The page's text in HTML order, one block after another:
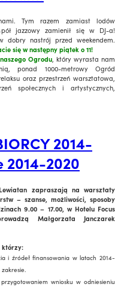
Tym razem zamiast lodów
jazzowy zamienił się w DJ-a!
dobry nastrój przed weekendem.
się w następny piątek o 11!
Ogrodu, który wyrasta nam
ponad 1000-metrowy Ogród
oraz przestrzeń warsztatowa,
społecznych i artystycznych,
2014-
2014-2020
zapraszają na warsztaty
– szanse, możliwości, sposoby
9.00 – 17.00, w Hotelu Focus
Małgorzata Janczarek
którzy:
i źródeł finansowania w latach 2014-
wniosku w odniesieniu